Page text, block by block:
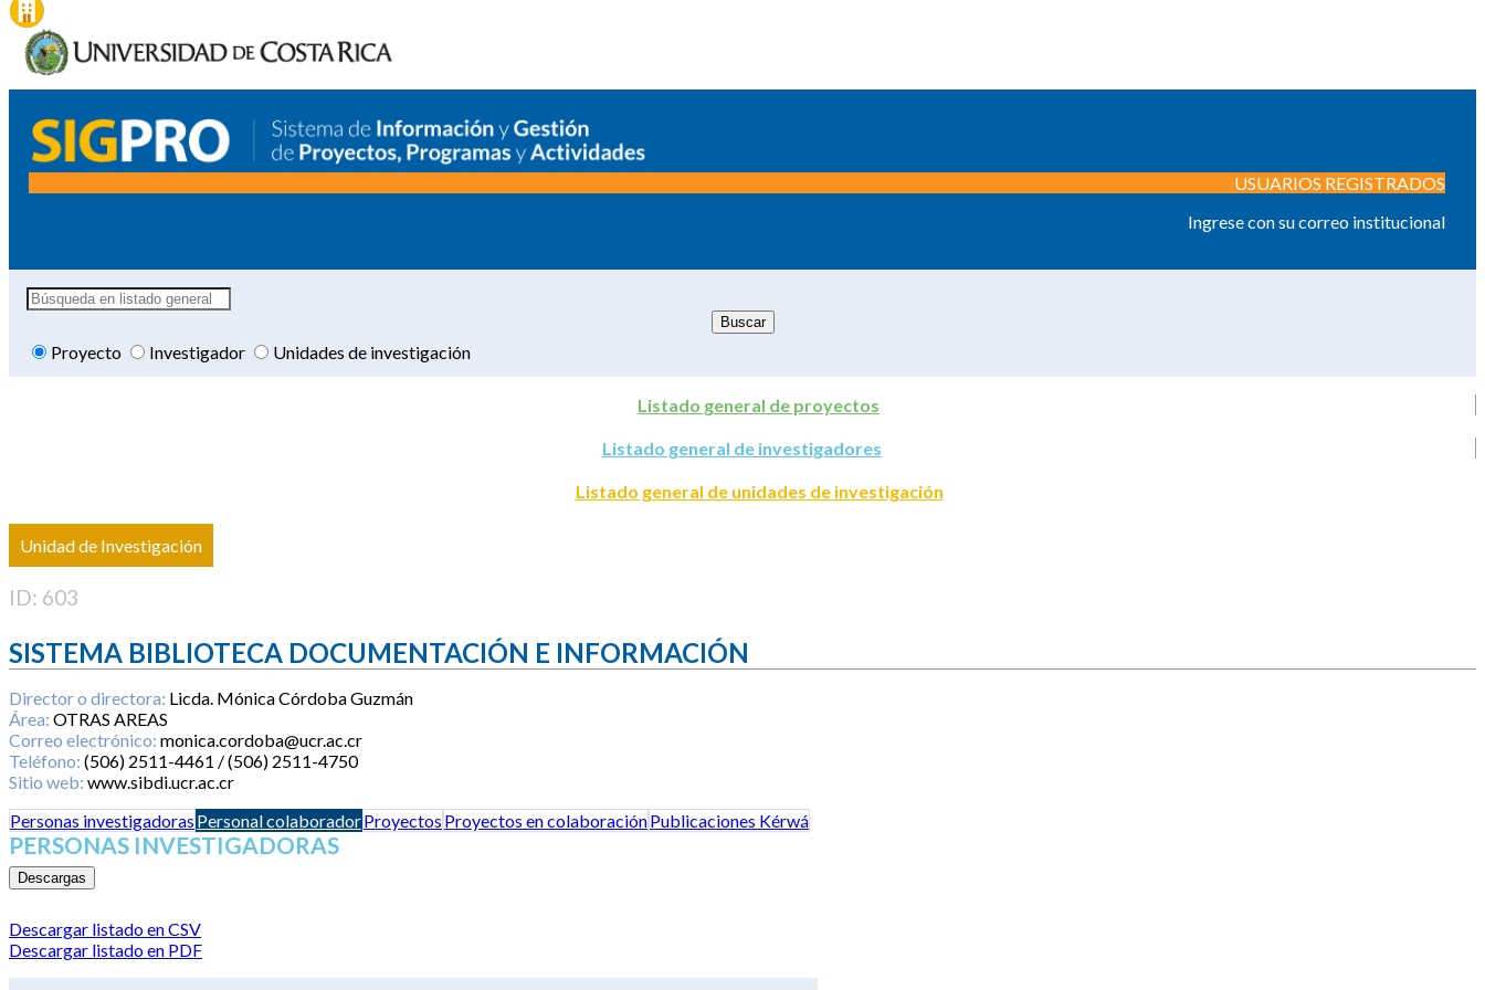
USUARIOS REGISTRADOS
Ingrese con su correo institucional
Proyecto Investigador Unidades de investigación
Listado general de proyectos
Listado general de investigadores
Listado general de unidades de investigación
Unidad de Investigación
ID: 603
SISTEMA BIBLIOTECA DOCUMENTACIÓN E INFORMACIÓN
Director o directora: Licda. Mónica Córdoba Guzmán
Área: OTRAS AREAS
Correo electrónico: monica.cordoba@ucr.ac.cr
Teléfono: (506) 2511-4461 / (506) 2511-4750
Sitio web: www.sibdi.ucr.ac.cr
Personas investigadoras Personal colaboradorProyectos Proyectos en colaboraciónPublicaciones Kérwá
PERSONAS INVESTIGADORAS
Descargas
Descargar listado en CSV
Descargar listado en PDF